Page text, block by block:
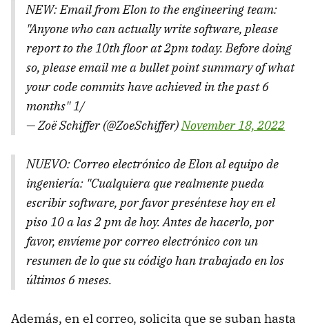
NEW: Email from Elon to the engineering team:
"Anyone who can actually write software, please
report to the 10th floor at 2pm today. Before doing
so, please email me a bullet point summary of what
your code commits have achieved in the past 6
months" 1/
— Zoë Schiffer (@ZoeSchiffer)November 18, 2022
NUEVO: Correo electrónico de Elon al equipo de
ingeniería: "Cualquiera que realmente pueda
escribir software, por favor preséntese hoy en el
piso 10 a las 2 pm de hoy. Antes de hacerlo, por
favor, envíeme por correo electrónico con un
resumen de lo que su código han trabajado en los
últimos 6 meses.
Además, en el correo, solicita que se suban hasta